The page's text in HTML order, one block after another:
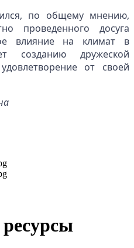
по общему мнению,
проведенного досуга
влияние на климат в
созданию дружеской
от своей